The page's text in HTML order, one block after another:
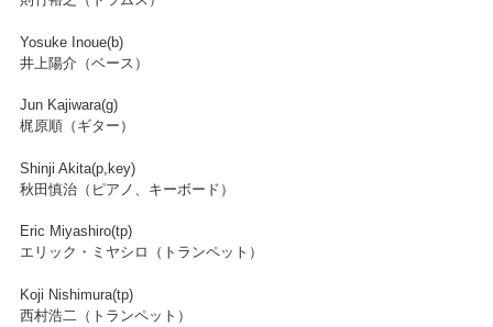
Yosuke Inoue(b)
井上陽介（ベース）
Jun Kajiwara(g)
梶原順（ギター）
Shinji Akita(p,key)
秋田慎治（ピアノ、キーボード）
Eric Miyashiro(tp)
エリック・ミヤシロ（トランペット）
Koji Nishimura(tp)
西村浩二（トランペット）